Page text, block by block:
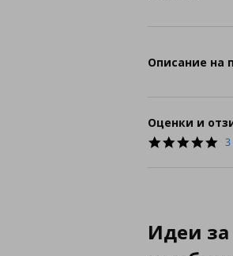
Описание на
Оценки и
Идеи за